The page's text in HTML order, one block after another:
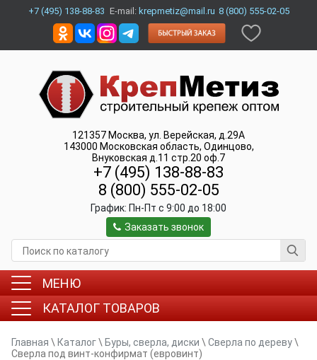
+7 (495) 138-88-83 E-mail: krepmetiz@mail.ru 8 (800) 555-02-05
121357 Москва, ул. Верейская, д.29А
143000 Московская область, Одинцово,
Внуковская д.11 стр.20 оф.7
+7 (495) 138-88-83
8 (800) 555-02-05
График: Пн-Пт c 9:00 до 18:00
Заказать звонок
МЕНЮ
КАТАЛОГ ТОВАРОВ
Главная \ Каталог\ Буры, сверла, диски \ Сверла по дереву\
Сверла под винт-конфирмат (евровинт)